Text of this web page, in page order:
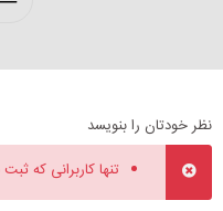
نظر خودتان را بنویسد
تنها کاربرانی که